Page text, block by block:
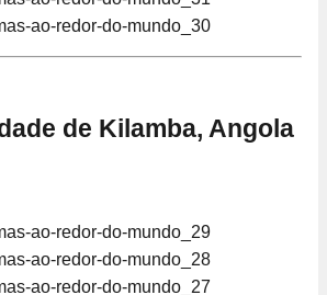
de Kilamba, Angola